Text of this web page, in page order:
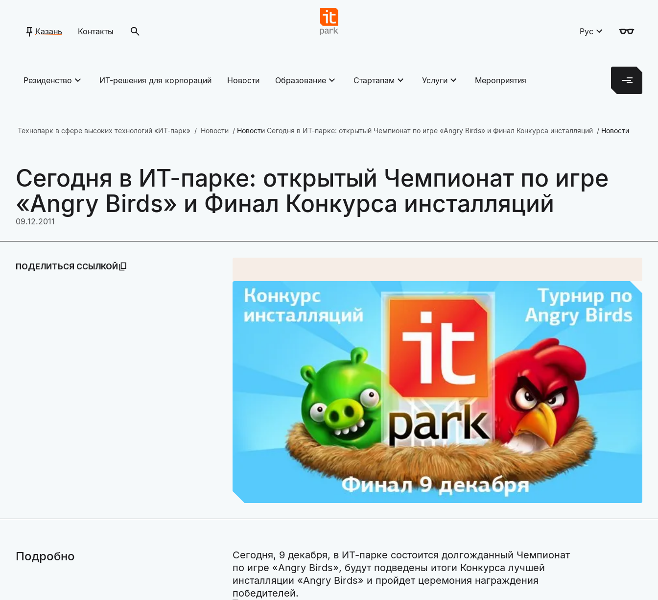
Казань Контакты Рус
Резиденство ИТ-решения для корпораций Новости Образование Стартапам Услуги Мероприятия
Технопарк в сфере высоких технологий «ИТ-парк» Новости Новости Сегодня в ИТ-парке: открытый Чемпионат по игре «Angry Birds» и Финал Конкурса инсталляций Новости
Сегодня в ИТ-парке: открытый Чемпионат по игре
«Angry Birds» и Финал Конкурса инсталляций
09.12.2011
ПОДЕЛИТЬСЯ ССЫЛКОЙ
Подробно
Сегодня, 9 декабря, в ИТ-парке состоится долгожданный Чемпионат
по игре «Angry Birds», будут подведены итоги Конкурса лучшей
инсталляции «Angry Birds» и пройдет церемония награждения
победителей.